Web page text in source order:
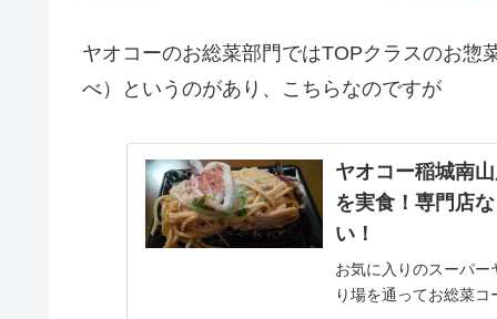
ヤオコーのお総菜部門ではTOPクラスのお惣
べ）というのがあり、こちらなのですが
ヤオコー稲城南
を実食！専門店
い！
お気に入りのスーパ
り場を通ってお総菜